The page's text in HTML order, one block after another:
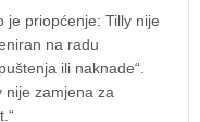
je priopćenje: Tilly nije
na radu
ili naknade“.
nije zamjena za